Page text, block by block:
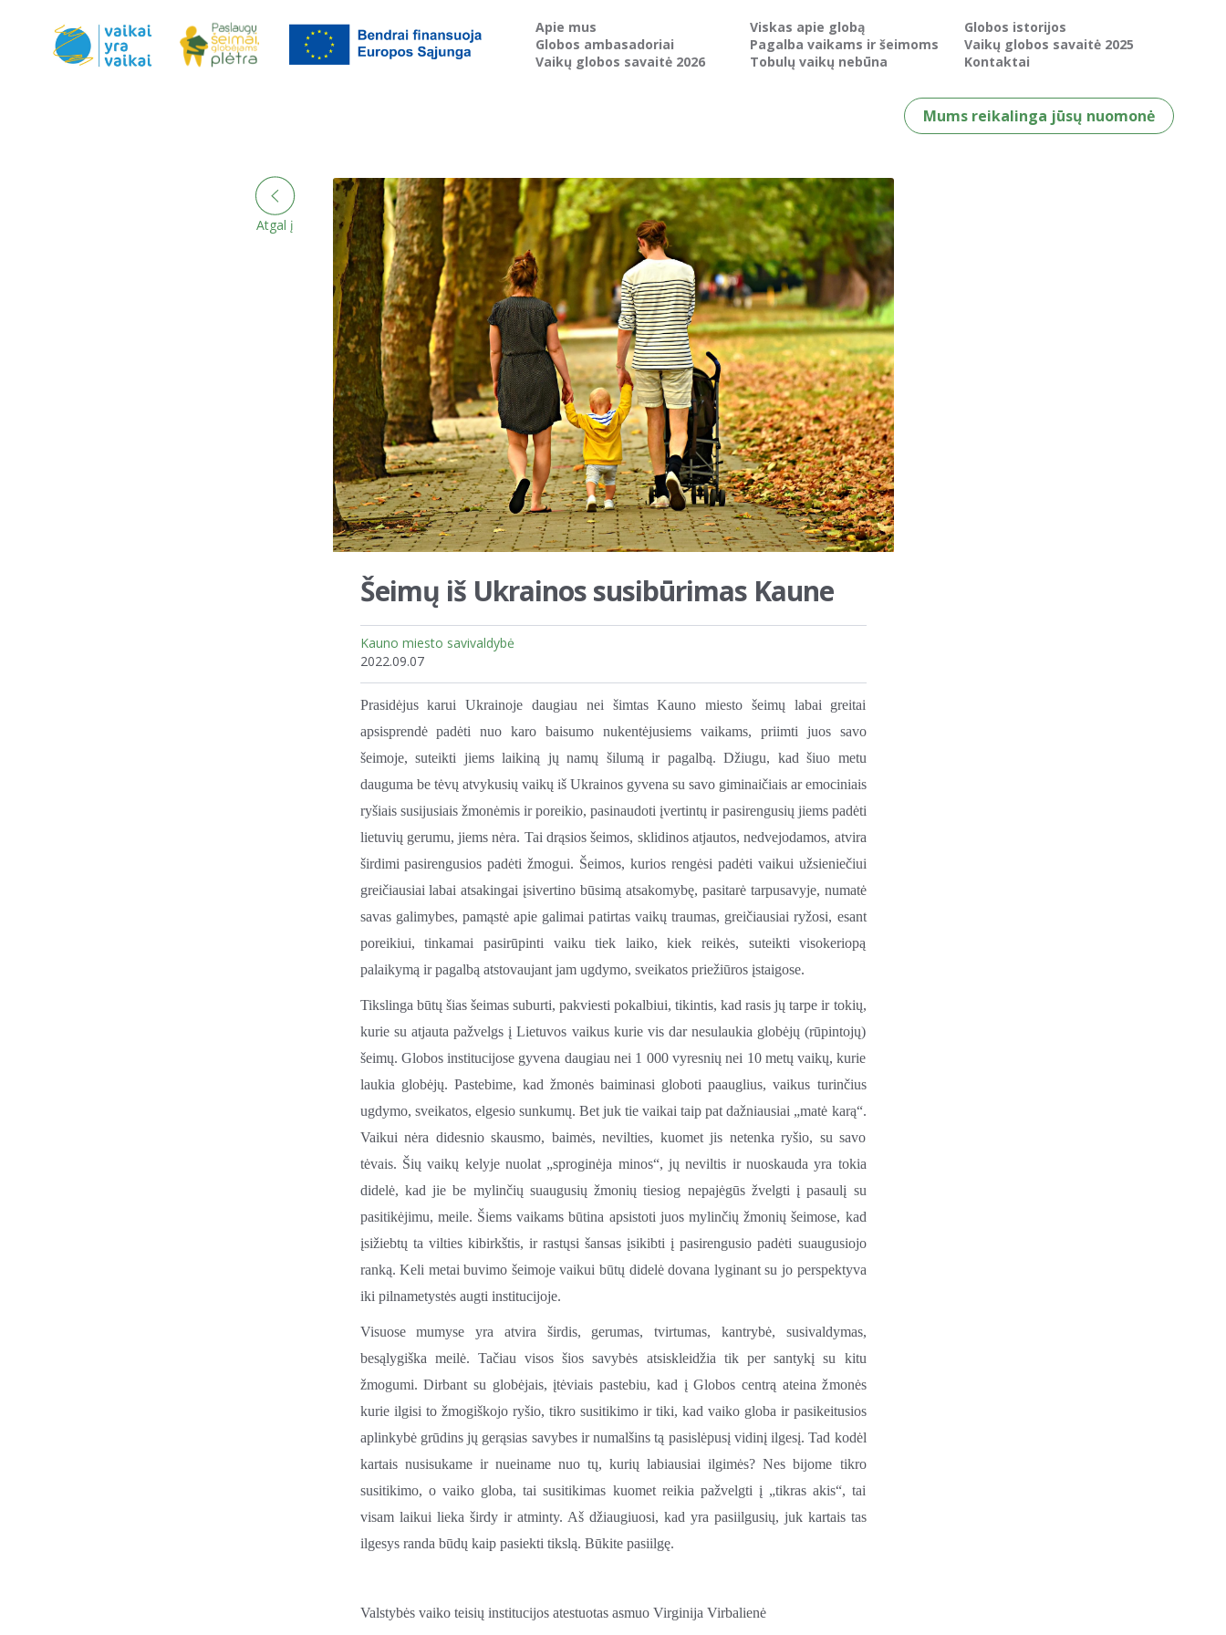
Apie mus Viskas apie globą
Globos istorijos
Globos ambasadoriai
Pagalba vaikams ir šeimoms
Vaikų globos savaitė 2025
Vaikų globos savaitė 2026
Tobulų vaikų nebūna Kontaktai
Mums reikalinga jūsų nuomonė
Atgal į
Šeimų iš Ukrainos susibūrimas Kaune
Kauno miesto savivaldybė
2022.09.07
Prasidėjus karui Ukrainoje daugiau nei šimtas Kauno miesto šeimų labai greitai
apsisprendė padėti nuo karo baisumo nukentėjusiems vaikams, priimti juos savo
šeimoje, suteikti jiems laikiną jų namų šilumą ir pagalbą. Džiugu, kad šiuo metu
dauguma be tėvų atvykusių vaikų iš Ukrainos gyvena su savo giminaičiais ar emociniais
ryšiais susijusiais žmonėmis ir poreikio, pasinaudoti įvertintų ir pasirengusių jiems padėti
lietuvių gerumu, jiems nėra. Tai drąsios šeimos, sklidinos atjautos, nedvejodamos, atvira
širdimi pasirengusios padėti žmogui. Šeimos, kurios rengėsi padėti vaikui užsieniečiui
greičiausiai labai atsakingai įsivertino būsimą atsakomybę, pasitarė tarpusavyje, numatė
savas galimybes, pamąstė apie galimai patirtas vaikų traumas, greičiausiai ryžosi, esant
poreikiui, tinkamai pasirūpinti vaiku tiek laiko, kiek reikės, suteikti visokeriopą
palaikymą ir pagalbą atstovaujant jam ugdymo, sveikatos priežiūros įstaigose.
Tikslinga būtų šias šeimas suburti, pakviesti pokalbiui, tikintis, kad rasis jų tarpe ir tokių,
kurie su atjauta pažvelgs į Lietuvos vaikus kurie vis dar nesulaukia globėjų (rūpintojų)
šeimų. Globos institucijose gyvena daugiau nei 1 000 vyresnių nei 10 metų vaikų, kurie
laukia globėjų. Pastebime, kad žmonės baiminasi globoti paauglius, vaikus turinčius
ugdymo, sveikatos, elgesio sunkumų. Bet juk tie vaikai taip pat dažniausiai „matė karą“.
Vaikui nėra didesnio skausmo, baimės, nevilties, kuomet jis netenka ryšio, su savo
tėvais. Šių vaikų kelyje nuolat „sproginėja minos“, jų neviltis ir nuoskauda yra tokia
didelė, kad jie be mylinčių suaugusių žmonių tiesiog nepajėgūs žvelgti į pasaulį su
pasitikėjimu, meile. Šiems vaikams būtina apsistoti juos mylinčių žmonių šeimose, kad
įsižiebtų ta vilties kibirkštis, ir rastųsi šansas įsikibti į pasirengusio padėti suaugusiojo
ranką. Keli metai buvimo šeimoje vaikui būtų didelė dovana lyginant su jo perspektyva
iki pilnametystės augti institucijoje.
Visuose mumyse yra atvira širdis, gerumas, tvirtumas, kantrybė, susivaldymas,
besąlygiška meilė. Tačiau visos šios savybės atsiskleidžia tik per santykį su kitu
žmogumi. Dirbant su globėjais, įtėviais pastebiu, kad į Globos centrą ateina žmonės
kurie ilgisi to žmogiškojo ryšio, tikro susitikimo ir tiki, kad vaiko globa ir pasikeitusios
aplinkybė grūdins jų gerąsias savybes ir numalšins tą pasislėpusį vidinį ilgesį. Tad kodėl
kartais nusisukame ir nueiname nuo tų, kurių labiausiai ilgimės? Nes bijome tikro
susitikimo, o vaiko globa, tai susitikimas kuomet reikia pažvelgti į „tikras akis“, tai
visam laikui lieka širdy ir atminty. Aš džiaugiuosi, kad yra pasiilgusių, juk kartais tas
ilgesys randa būdų kaip pasiekti tikslą. Būkite pasiilgę.
Valstybės vaiko teisių institucijos atestuotas asmuo Virginija Virbalienė